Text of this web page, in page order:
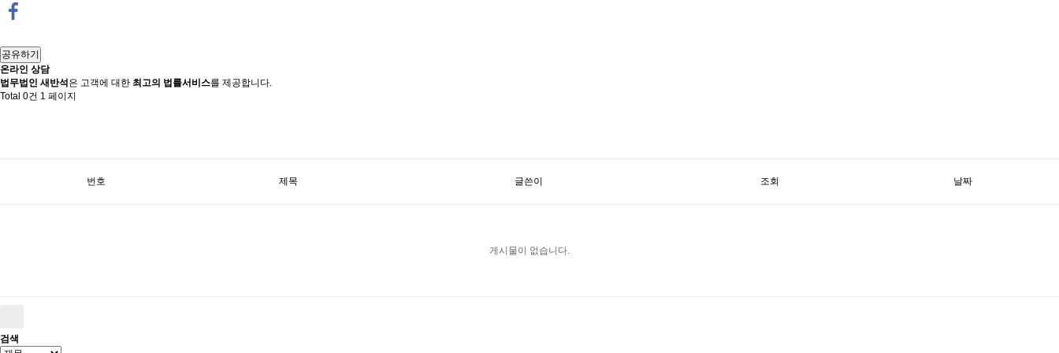
공유하기
온라인 상담
법무법인 새반석 은 고객에 대한 최고의 법률서비스를 제공합니다.
Total 0건 1 페이지
번호 제목 글쓴이 조회 날짜
게시물이 없습니다.
검색